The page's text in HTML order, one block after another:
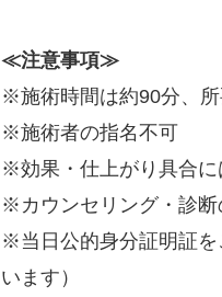
≪注意事項≫
※施術時間は約90分、
※施術者の指名不可
※効果・仕上がり具合に
※カウンセリング・診断
※当日公的身分証明証を
います）